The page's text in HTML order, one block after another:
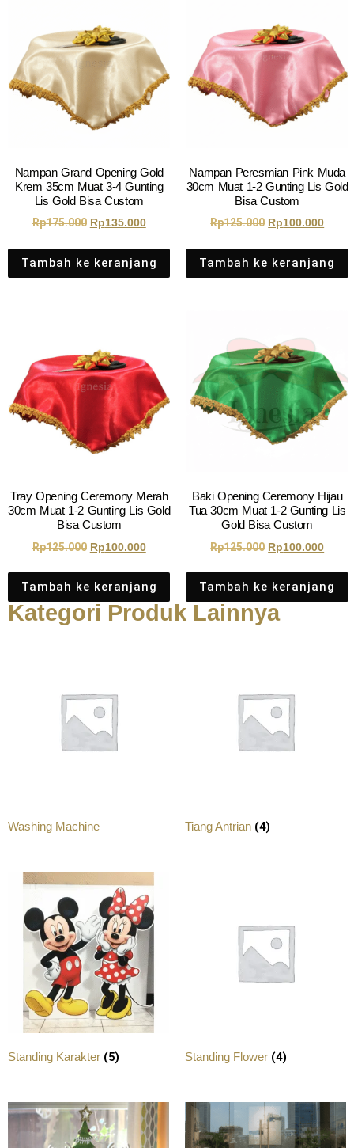
Nampan Grand Opening Gold
Krem 35cm Muat 3-4 Gunting
Lis Gold Bisa Custom
Rp175.000 Rp135.000
Tambah ke keranjang
Nampan Peresmian Pink Muda
30cm Muat 1-2 Gunting Lis Gold
Bisa Custom
Rp125.000 Rp100.000
Tambah ke keranjang
Tray Opening Ceremony Merah
30cm Muat 1-2 Gunting Lis Gold
Bisa Custom
Rp125.000 Rp100.000
Tambah ke keranjang
Baki Opening Ceremony Hijau
Tua 30cm Muat 1-2 Gunting Lis
Gold Bisa Custom
Rp125.000 Rp100.000
Tambah ke keranjang
Kategori Produk Lainnya
Washing Machine Tiang Antrian (4)
Standing Karakter (5) Standing Flower (4)